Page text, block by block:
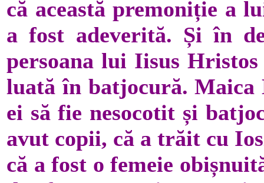
că această premoniție a
a fost adeverită. Și în
persoana lui Iisus
luată în batjocură.
ei să fie nesocotit și
avut copii, că a trăit cu
că a fost o femeie